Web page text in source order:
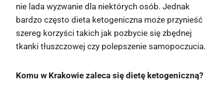
nie lada wyzwanie dla niektórych osób. Jednak
bardzo często dieta ketogeniczna może przynieść
szereg korzyści takich jak pozbycie się zbędnej
tkanki tłuszczowej czy polepszenie samopoczucia.
Komu w Krakowie zaleca się dietę ketogeniczną?